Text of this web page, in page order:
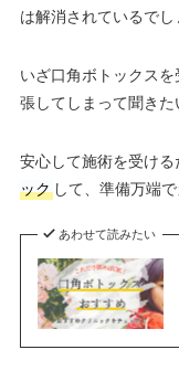
は解消されているでし
いざ口角ボトックス
張してしまって聞きた
安心して施術を受ける
ックして、準備万端
あわせて読みたい